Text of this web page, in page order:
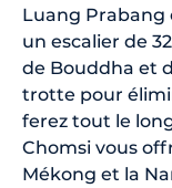
Luang Prabang
un escalier de
de Bouddha et
trotte pour
ferez tout le
Chomsi vous
Mékong et la